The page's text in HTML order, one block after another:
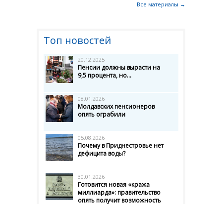
Все материалы →
Топ новостей
20.12.2025
Пенсии должны вырасти на
9,5 процента, но...
08.01.2026
Молдавских пенсионеров
опять ограбили
05.08.2026
Почему в Приднестровье нет
дефицита воды?
30.01.2026
Готовится новая «кража
миллиарда»: правительство
опять получит возможность